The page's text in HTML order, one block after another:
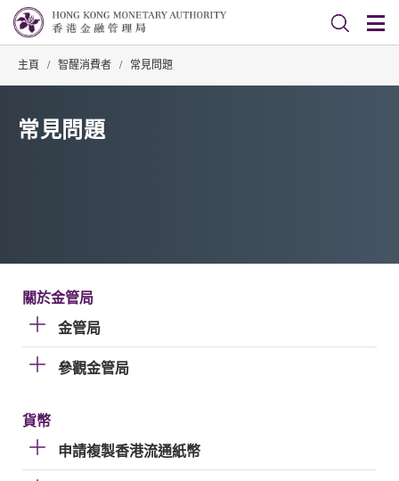
主頁 / 智醒消費者 / 常見問題
常見問題
關於金管局
金管局
參觀金管局
貨幣
申請複製香港流通紙幣